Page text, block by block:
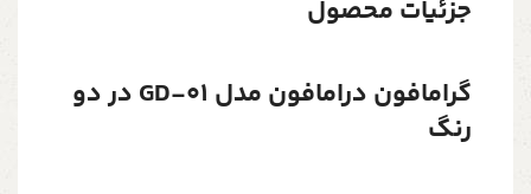
جزئیات محصول
گرامافون درامافون مدل GD-01 در دو
رنگ